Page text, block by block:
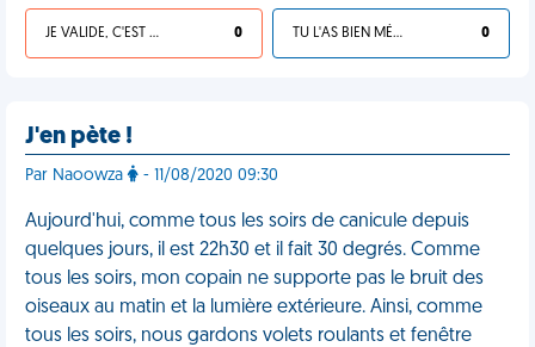
JE VALIDE, C'EST UNE VDM 0 TU L'AS BIEN MÉRITÉ 0
J'en pète !
Par Naoowza - 11/08/2020 09:30
Aujourd'hui, comme tous les soirs de canicule depuis
quelques jours, il est 22h30 et il fait 30 degrés. Comme
tous les soirs, mon copain ne supporte pas le bruit des
oiseaux au matin et la lumière extérieure. Ainsi, comme
tous les soirs, nous gardons volets roulants et fenêtre